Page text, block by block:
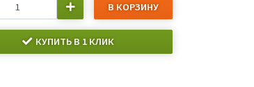
В КОРЗИНУ
КУПИТЬ В 1 КЛИК